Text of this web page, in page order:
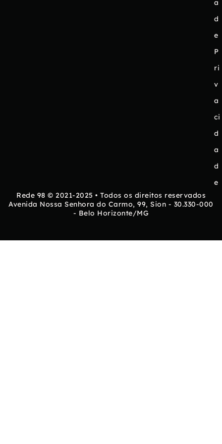
a
d
e
P
ri
v
a
ci
d
a
d
e
Rede 98 © 2021-2025 • Todos os direitos reservados
Avenida Nossa Senhora do Carmo, 99, Sion - 30.330-000
- Belo Horizonte/MG